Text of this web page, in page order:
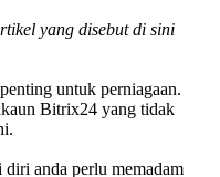
yang disebut di sini
untuk perniagaan.
Bitrix24 yang tidak
anda perlu memadam